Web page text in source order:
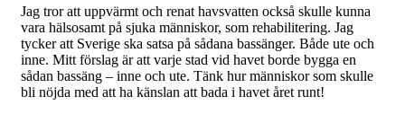
Jag tror att uppvärmt och renat havsvatten också skulle kunna
vara hälsosamt på sjuka människor, som rehabilitering. Jag
tycker att Sverige ska satsa på sådana bassänger. Både ute och
inne. Mitt förslag är att varje stad vid havet borde bygga en
sådan bassäng – inne och ute. Tänk hur människor som skulle
bli nöjda med att ha känslan att bada i havet året runt!